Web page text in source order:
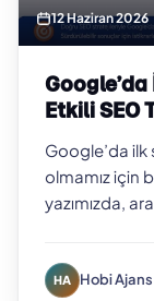
12 Haziran 2026
Etkili SEO
Google’da
olmamız için
yazımızda,
HA Hobi Ajans